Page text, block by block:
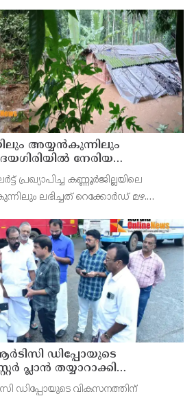
അയ്യൻകുന്നിലും
നേരിയ
ക്യാമ്പിലേക്ക് മാറ്റി
പ്രഖ്യാപിച്ച കണ്ണൂർജില്ലയിലെ
ലഭിച്ചത് റെക്കോർഡ് മഴ.
സംസ്ഥാനത്ത
ഡിപ്പോയുടെ
പ്ലാൻ തയ്യാറാക്കി
ഒ മോഹനൻ എം എൽ എ
ഡിപ്പോയുടെ വികസനത്തിന്